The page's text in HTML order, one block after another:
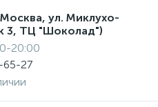
Москва, ул. Миклухо-
3, ТЦ "Шоколад")
20:00
65-27